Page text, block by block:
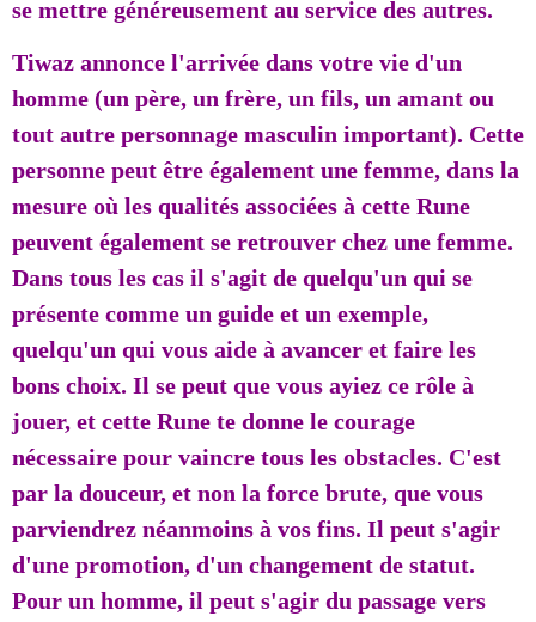
se mettre généreusement au service des autres.
Tiwaz annonce l'arrivée dans votre vie d'un
homme (un père, un frère, un fils, un amant ou
tout autre personnage masculin important). Cette
personne peut être également une femme, dans la
mesure où les qualités associées à cette Rune
peuvent également se retrouver chez une femme.
Dans tous les cas il s'agit de quelqu'un qui se
présente comme un guide et un exemple,
quelqu'un qui vous aide à avancer et faire les
bons choix. Il se peut que vous ayiez ce rôle à
jouer, et cette Rune te donne le courage
nécessaire pour vaincre tous les obstacles. C'est
par la douceur, et non la force brute, que vous
parviendrez néanmoins à vos fins. Il peut s'agir
d'une promotion, d'un changement de statut.
Pour un homme, il peut s'agir du passage vers